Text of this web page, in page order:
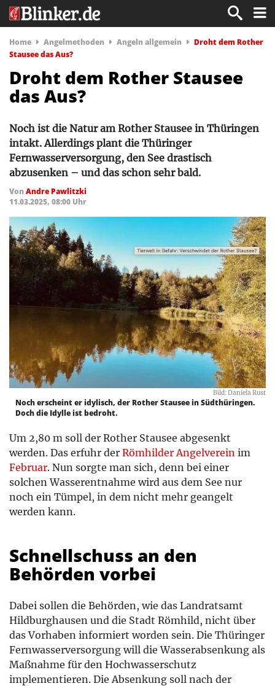
Home Angelmethoden Angeln allgemein
Droht dem Rother
Stausee das Aus?
Droht dem Rother Stausee
das Aus?
Noch ist die Natur am Rother Stausee in Thüringen
intakt. Allerdings plant die Thüringer
Fernwasserversorgung, den See drastisch
abzusenken – und das schon sehr bald.
VonAndre Pawlitzki
11.03.2025, 08:00 Uhr
Bild: Daniela Rust
Noch erscheint er idylisch, der Rother Stausee in Südthüringen.
Doch die Idylle ist bedroht.
Um 2,80 m soll der Rother Stausee abgesenkt
werden. Das erfuhr der Römhilder Angelverein im
Februar. Nun sorgte man sich, denn bei einer
solchen Wasserentnahme wird aus dem See nur
noch ein Tümpel, in dem nicht mehr geangelt
werden kann.
Schnellschuss an den
Behörden vorbei
Dabei sollen die Behörden, wie das Landratsamt
Hildburghausen und die Stadt Römhild, nicht über
das Vorhaben informiert worden sein. Die Thüringer
Fernwasserversorgung will die Wasserabsenkung als
Maßnahme für den Hochwasserschutz
implementieren. Die Absenkung soll nach der